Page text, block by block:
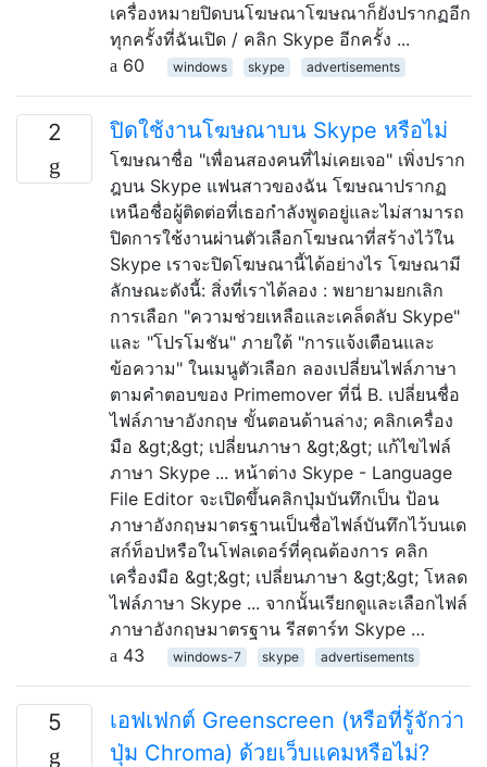
เครื่องหมายปิดบนโฆษณาโฆษณาก็ยังปรากฏอีก
ทุกครั้งที่ฉันเปิด / คลิก Skype อีกครั้ง ...
60
windows skype advertisements
2 ปิดใช้งานโฆษณาบน Skype หรือไม่
โฆษณาชื่อ "เพื่อนสองคนที่ไม่เคยเจอ" เพิ่งปราก
ฎบน Skype แฟนสาวของฉัน โฆษณาปรากฏ
เหนือชื่อผู้ติดต่อที่เธอกำลังพูดอยู่และไม่สามารถ
ปิดการใช้งานผ่านตัวเลือกโฆษณาที่สร้างไว้ใน
Skype เราจะปิดโฆษณานี้ได้อย่างไร โฆษณามี
ลักษณะดังนี้: สิ่งที่เราได้ลอง : พยายามยกเลิก
การเลือก "ความช่วยเหลือและเคล็ดลับ Skype"
และ "โปรโมชัน" ภายใต้ "การแจ้งเตือนและ
ข้อความ" ในเมนูตัวเลือก ลองเปลี่ยนไฟล์ภาษา
ตามคำตอบของ Primemover ที่นี่ B. เปลี่ยนชื่อ
ไฟล์ภาษาอังกฤษ ขั้นตอนด้านล่าง; คลิกเครื่อง
มือ &gt;&gt; เปลี่ยนภาษา &gt;&gt; แก้ไขไฟล์
ภาษา Skype ... หน้าต่าง Skype - Language
File Editor จะเปิดขึ้นคลิกปุ่มบันทึกเป็น ป้อน
ภาษาอังกฤษมาตรฐานเป็นชื่อไฟล์บันทึกไว้บนเด
สก์ท็อปหรือในโฟลเดอร์ที่คุณต้องการ คลิก
เครื่องมือ &gt;&gt; เปลี่ยนภาษา &gt;&gt; โหลด
ไฟล์ภาษา Skype ... จากนั้นเรียกดูและเลือกไฟล์
ภาษาอังกฤษมาตรฐาน รีสตาร์ท Skype …
43
windows-7 skype advertisements
5
เอฟเฟกต์ Greenscreen (หรือที่รู้จักว่า
ปุ่ม Chroma) ด้วยเว็บแคมหรือไม่?